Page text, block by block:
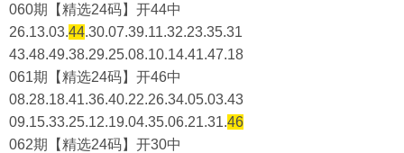
060期【精选24码】开44中
26.13.03.44.30.07.39.11.32.23.35.31
43.48.49.38.29.25.08.10.14.41.47.18
061期【精选24码】开46中
08.28.18.41.36.40.22.26.34.05.03.43
09.15.33.25.12.19.04.35.06.21.31.46
062期【精选24码】开30中